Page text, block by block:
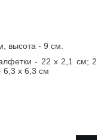
высота - 9 см.
- 22 х 2,1 см; 2
6,3 х 6,3 см